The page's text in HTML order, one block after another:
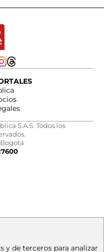
S.A.S. Todos los
Bogotá
y de terceros para analizar